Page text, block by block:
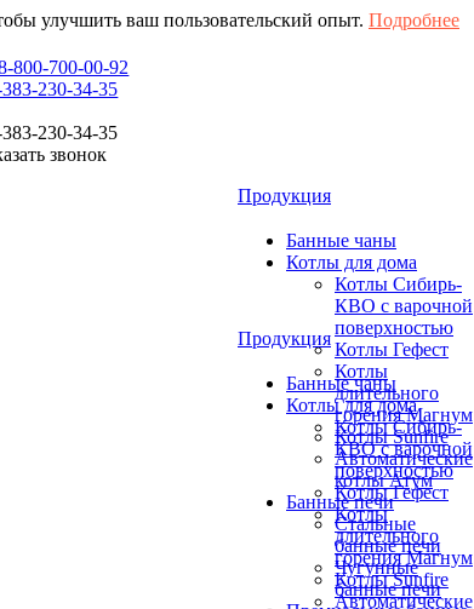
улучшить ваш пользовательский опыт. Подробнее
800-700-00-92
230-34-35
230-34-35
звонок
Продукция
Банные чаны
Котлы для дома
Котлы Сибирь-
КВО с варочной
поверхностью
Котлы Гефест
Котлы
длительного
горения Магнум
Котлы Sunfire
Автоматические
котлы Атум
Банные печи
Стальные
банные печи
Чугунные
банные печи
Продукция
Банные чаны
Котлы для дома
Котлы Сибирь-
КВО с варочной
поверхностью
Котлы Гефест
Котлы
длительного
горения Магнум
Котлы Sunfire
Автоматические